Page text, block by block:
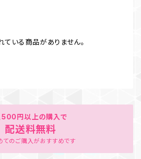
ている商品がありません。
円以上の購入で
配送料無料
てのご購入がおすすめです